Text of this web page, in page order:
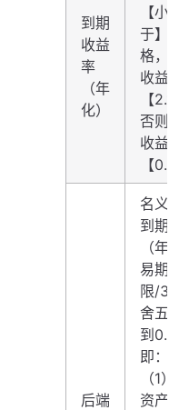
到期
收益
率
（年
化）
【小
于】执
格，则
收益率
【
否则，
收益率
【
后端
名义本
到期收
（年
易期
限/
舍五入
到0.01
即：
（1）
资产的